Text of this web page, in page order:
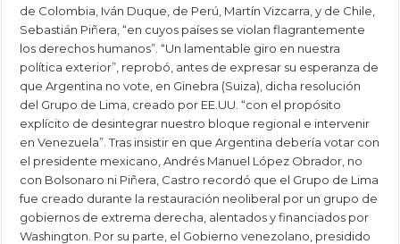
de Colombia, Iván Duque, de Perú, Martín Vizcarra, y de Chile,
Sebastián Piñera, “en cuyos países se violan flagrantemente
los derechos humanos”. “Un lamentable giro en nuestra
política exterior”, reprobó, antes de expresar su esperanza de
que Argentina no vote, en Ginebra (Suiza), dicha resolución
del Grupo de Lima, creado por EE.UU. “con el propósito
explícito de desintegrar nuestro bloque regional e intervenir
en Venezuela”. Tras insistir en que Argentina debería votar con
el presidente mexicano, Andrés Manuel López Obrador, no
con Bolsonaro ni Piñera, Castro recordó que el Grupo de Lima
fue creado durante la restauración neoliberal por un grupo de
gobiernos de extrema derecha, alentados y financiados por
Washington. Por su parte, el Gobierno venezolano, presidido